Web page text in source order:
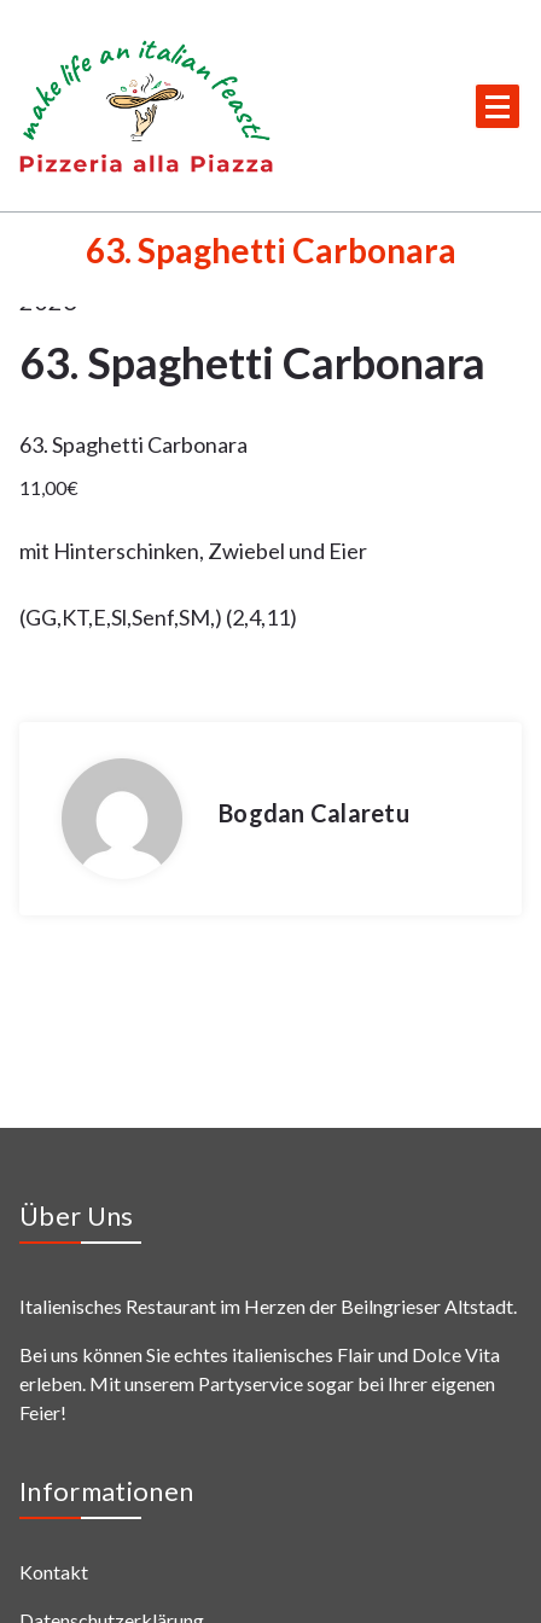
content
63. Spaghetti Carbonara
29
NOV.
2023
2023
63. Spaghetti Carbonara
63. Spaghetti Carbonara
11,00€
mit Hinterschinken, Zwiebel und Eier
(GG,KT,E,Sl,Senf,SM,) (2,4,11)
Bogdan Calaretu
Über Uns
Italienisches Restaurant im Herzen der Beilngrieser Altstadt.
Bei uns können Sie echtes italienisches Flair und Dolce Vita
erleben. Mit unserem Partyservice sogar bei Ihrer eigenen
Feier!
Informationen
Kontakt